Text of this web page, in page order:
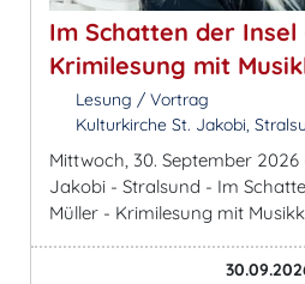
Im Schatten der
Krimilesung mit
Lesung / Vortrag
Kulturkirche St. Jakobi,
Mittwoch, 30. September
Jakobi - Stralsund - Im
Müller - Krimilesung mit